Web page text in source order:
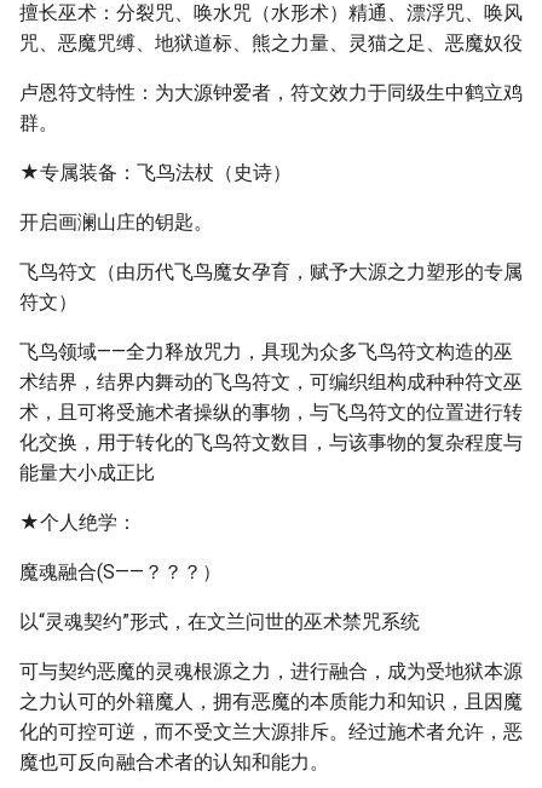
擅长巫术：分裂咒、唤水咒（水形术）精通、漂浮咒、唤风
咒、恶魔咒缚、地狱道标、熊之力量、灵猫之足、恶魔奴役
卢恩符文特性：为大源钟爱者，符文效力于同级生中鹤立鸡
群。
★专属装备：飞鸟法杖（史诗）
开启画澜山庄的钥匙。
飞鸟符文（由历代飞鸟魔女孕育，赋予大源之力塑形的专属
符文）
飞鸟领域——全力释放咒力，具现为众多飞鸟符文构造的巫
术结界，结界内舞动的飞鸟符文，可编织组构成种种符文巫
术，且可将受施术者操纵的事物，与飞鸟符文的位置进行转
化交换，用于转化的飞鸟符文数目，与该事物的复杂程度与
能量大小成正比
★个人绝学：
魔魂融合(S——？？？）
以“灵魂契约”形式，在文兰问世的巫术禁咒系统
可与契约恶魔的灵魂根源之力，进行融合，成为受地狱本源
之力认可的外籍魔人，拥有恶魔的本质能力和知识，且因魔
化的可控可逆，而不受文兰大源排斥。经过施术者允许，恶
魔也可反向融合术者的认知和能力。